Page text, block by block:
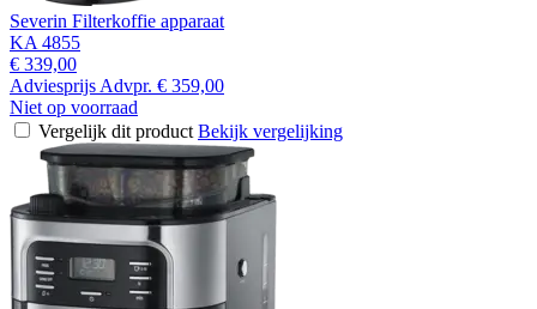
Severin Filterkoffie apparaat
KA 4855
€ 339,00
Adviesprijs Advpr. € 359,00
Niet op voorraad
Vergelijk dit product Bekijk vergelijking